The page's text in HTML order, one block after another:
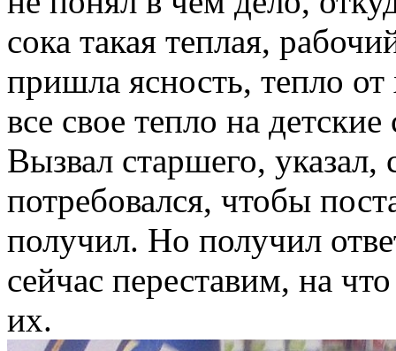
сока такая теплая,
пришла ясность, тепло
все свое тепло на детские
Вызвал старшего, указал,
потребовался, чтобы
получил. Но получил
сейчас переставим, на
их.